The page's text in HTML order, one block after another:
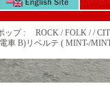
ップ : ROCK / FOLK / /
B)リベルテ ( MINT-/